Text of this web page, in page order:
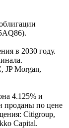
в 2030 году.
JP Morgan,
4.125% и
проданы по цене
Citigroup,
Capital.